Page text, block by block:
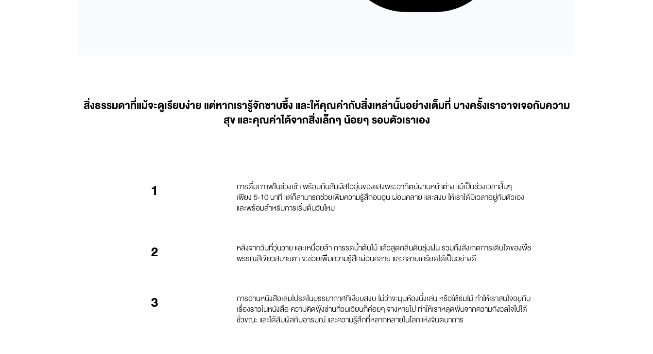
สิ่งธรรมดาที่แม้จะดูเรียบง่าย แต่หากเรารู้จักซาบซึ้ง และให้คุณค่ากับสิ่งเหล่านั้นอย่างเต็มที่ บางครั้งเราอาจเจอกับความ
สุข และคุณค่าได้จากสิ่งเล็กๆ น้อยๆ รอบตัวเราเอง
1 การดื่มกาแฟในช่วงเช้า พร้อมกับสัมผัสไออุ่นของแสงพระอาทิตย์ผ่านหน้าต่าง แม้เป็นช่วงเวลาสั้นๆ
เพียง 5-10 นาที แต่ก็สามารถช่วยเพิ่มความรู้สึกอบอุ่น ผ่อนคลาย และสงบ ให้เราได้มีเวลาอยู่กับตัวเอง
และพร้อมสำหรับการเริ่มต้นวันใหม่
2 หลังจากวันที่วุ่นวาย และเหนื่อยล้า การรดน้ำต้นไม้ แล้วสูดกลิ่นดินชุ่มฝน รวมถึงสังเกตการเติบโตของพืช
พรรณสีเขียวสบายตา จะช่วยเพิ่มความรู้สึกผ่อนคลาย และคลายเครียดได้เป็นอย่างดี
3 การอ่านหนังสือเล่มโปรดในบรรยากาศที่เงียบสงบ ไม่ว่าจะมุมห้องนั่งเล่น หรือใต้ร่มไม้ ทำให้เราสนใจอยู่กับ
เรื่องราวในหนังสือ ความคิดฟุ้งซ่านที่วนเวียนก็ค่อยๆ จางหายไป ทำให้เราหลุดพ้นจากความกังวลใจไปได้
ชั่วขณะ และได้สัมผัสกับอารมณ์ และความรู้สึกที่หลากหลายในโลกแห่งจินตนาการ